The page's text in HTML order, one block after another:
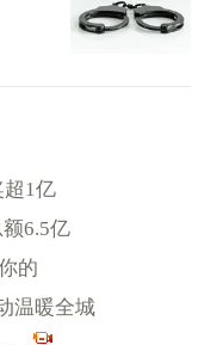
超1亿
6.5亿
的
温暖全城